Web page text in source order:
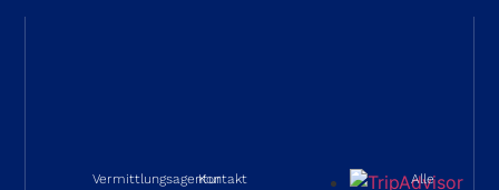
VermittlungsagenturKontakt
Alle